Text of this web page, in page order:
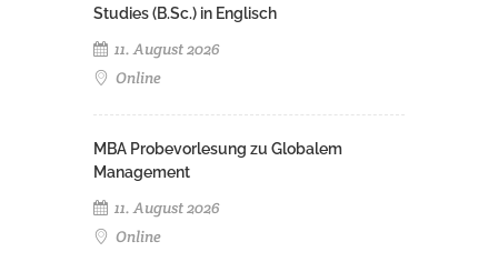
Studies (B.Sc.) in Englisch
11. August 2026
Online
MBA Probevorlesung zu Globalem
Management
11. August 2026
Online